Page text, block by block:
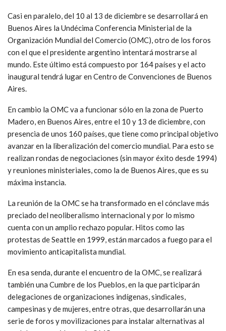
Casi en paralelo, del 10 al 13 de diciembre se desarrollará en
Buenos Aires la Undécima Conferencia Ministerial de la
Organización Mundial del Comercio (OMC), otro de los foros
con el que el presidente argentino intentará mostrarse al
mundo. Este último está compuesto por 164 países y el acto
inaugural tendrá lugar en Centro de Convenciones de Buenos
Aires.
En cambio la OMC va a funcionar sólo en la zona de Puerto
Madero, en Buenos Aires, entre el 10 y 13 de diciembre, con
presencia de unos 160 países, que tiene como principal objetivo
avanzar en la liberalización del comercio mundial. Para esto se
realizan rondas de negociaciones (sin mayor éxito desde 1994)
y reuniones ministeriales, como la de Buenos Aires, que es su
máxima instancia.
La reunión de la OMC se ha transformado en el cónclave más
preciado del neoliberalismo internacional y por lo mismo
cuenta con un amplio rechazo popular. Hitos como las
protestas de Seattle en 1999, están marcados a fuego para el
movimiento anticapitalista mundial.
En esa senda, durante el encuentro de la OMC, se realizará
también una Cumbre de los Pueblos, en la que participarán
delegaciones de organizaciones indígenas, sindicales,
campesinas y de mujeres, entre otras, que desarrollarán una
serie de foros y movilizaciones para instalar alternativas al